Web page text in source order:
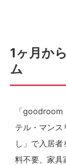
1ヶ月か
ム
「
テル・マン
し」で入居
料不要、家具